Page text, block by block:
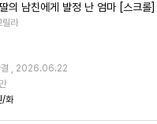
딸의 남친에게 발정 난 엄마 [스크롤]
릴라
결 , 2026.06.22
화